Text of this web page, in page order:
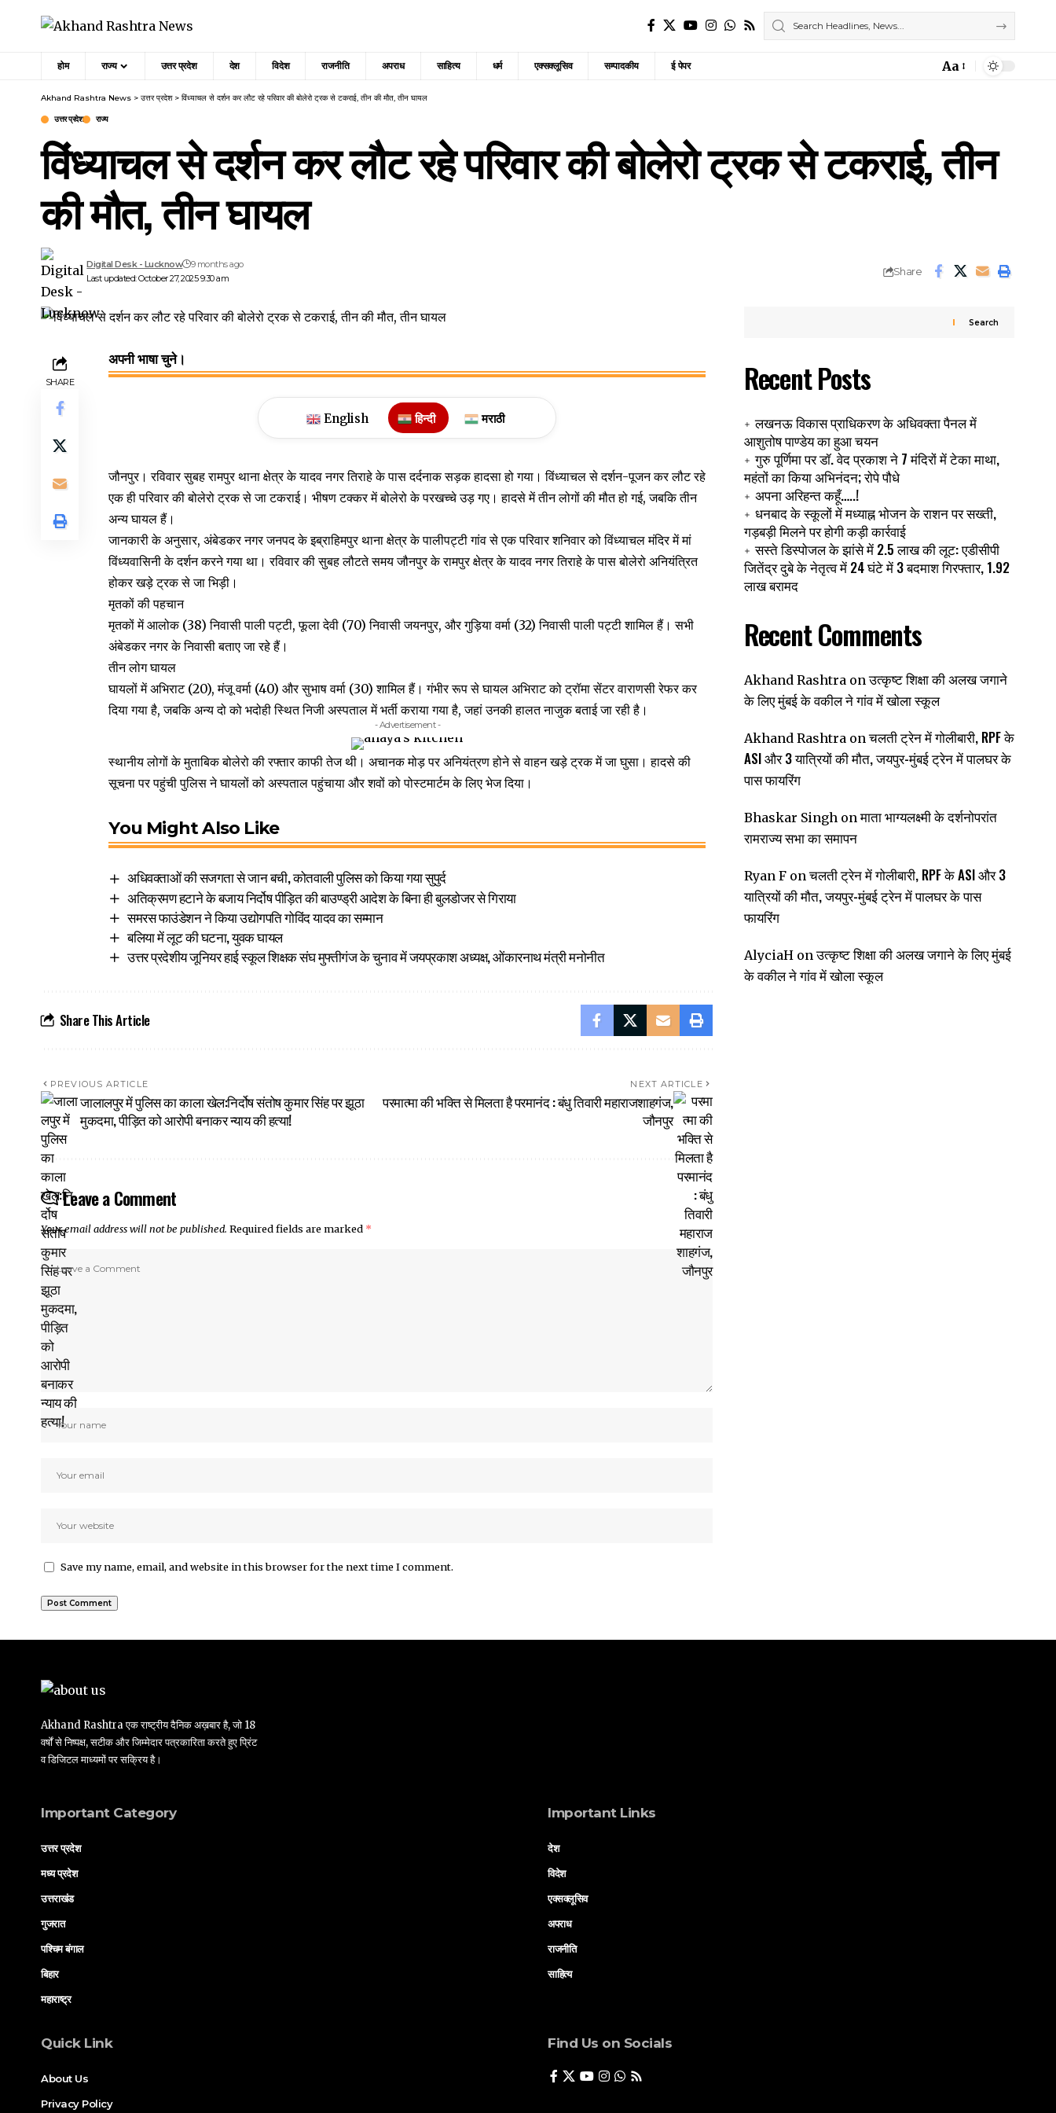
होम राज्य उत्तर प्रदेश देश विदेश राजनीति अपराध साहित्य धर्म एक्सक्लूसिव सम्पादकीय ई पेपर
Font
Aa
Akhand Rashtra News > उत्तर प्रदेश> विंध्याचल से दर्शन कर लौट रहे परिवार की बोलेरो ट्रक से टकराई, तीन की मौत, तीन घायल
उत्तर प्रदेश राज्य
विंध्याचल से दर्शन कर लौट रहे परिवार की बोलेरो ट्रक से टकराई, तीन
की मौत, तीन घायल
Last updated: October 27, 2025 9:30 am
Digital Desk - Lucknow 9 months ago
Share
SHARE
अपनी भाषा चुने।
English हिन्दी मराठी
जौनपुर। रविवार सुबह रामपुर थाना क्षेत्र के यादव नगर तिराहे के पास दर्दनाक सड़क हादसा हो गया। विंध्याचल से दर्शन-पूजन कर लौट रहे
एक ही परिवार की बोलेरो ट्रक से जा टकराई। भीषण टक्कर में बोलेरो के परखच्चे उड़ गए। हादसे में तीन लोगों की मौत हो गई, जबकि तीन
अन्य घायल हैं।
जानकारी के अनुसार, अंबेडकर नगर जनपद के इब्राहिमपुर थाना क्षेत्र के पालीपट्टी गांव से एक परिवार शनिवार को विंध्याचल मंदिर में मां
विंध्यवासिनी के दर्शन करने गया था। रविवार की सुबह लौटते समय जौनपुर के रामपुर क्षेत्र के यादव नगर तिराहे के पास बोलेरो अनियंत्रित
होकर खड़े ट्रक से जा भिड़ी।
मृतकों की पहचान
मृतकों में आलोक (38) निवासी पाली पट्टी, फूला देवी (70) निवासी जयनपुर, और गुड़िया वर्मा (32) निवासी पाली पट्टी शामिल हैं। सभी
अंबेडकर नगर के निवासी बताए जा रहे हैं।
तीन लोग घायल
घायलों में अभिराट (20), मंजू वर्मा (40) और सुभाष वर्मा (30) शामिल हैं। गंभीर रूप से घायल अभिराट को ट्रॉमा सेंटर वाराणसी रेफर कर
दिया गया है, जबकि अन्य दो को भदोही स्थित निजी अस्पताल में भर्ती कराया गया है, जहां उनकी हालत नाजुक बताई जा रही है।
- Advertisement -
स्थानीय लोगों के मुताबिक बोलेरो की रफ्तार काफी तेज थी। अचानक मोड़ पर अनियंत्रण होने से वाहन खड़े ट्रक में जा घुसा। हादसे की
सूचना पर पहुंची पुलिस ने घायलों को अस्पताल पहुंचाया और शवों को पोस्टमार्टम के लिए भेज दिया।
You Might Also Like
अधिवक्ताओं की सजगता से जान बची, कोतवाली पुलिस को किया गया सुपुर्द
अतिक्रमण हटाने के बजाय निर्दोष पीड़ित की बाउण्ड्री आदेश के बिना ही बुलडोजर से गिराया
समरस फाउंडेशन ने किया उद्योगपति गोविंद यादव का सम्मान
बलिया में लूट की घटना, युवक घायल
उत्तर प्रदेशीय जूनियर हाई स्कूल शिक्षक संघ मुफ्तीगंज के चुनाव में जयप्रकाश अध्यक्ष, ओंकारनाथ मंत्री मनोनीत
Share This Article
PREVIOUS ARTICLE
जालालपुर में पुलिस का काला खेल:निर्दोष संतोष कुमार सिंह पर झूठा
मुकदमा, पीड़ित को आरोपी बनाकर न्याय की हत्या!
NEXT ARTICLE
परमात्मा की भक्ति से मिलता है परमानंद : बंधु तिवारी महाराजशाहगंज,
जौनपुर
Leave a Comment
Your email address will not be published. Required fields are marked *
Save my name, email, and website in this browser for the next time I comment.
Search
Recent Posts
लखनऊ विकास प्राधिकरण के अधिवक्ता पैनल में
आशुतोष पाण्डेय का हुआ चयन
गुरु पूर्णिमा पर डॉ. वेद प्रकाश ने 7 मंदिरों में टेका माथा,
महंतों का किया अभिनंदन; रोपे पौधे
अपना अरिहन्त कहूँ…..!
धनबाद के स्कूलों में मध्याह्न भोजन के राशन पर सख्ती,
गड़बड़ी मिलने पर होगी कड़ी कार्रवाई
सस्ते डिस्पोजल के झांसे में 2.5 लाख की लूट: एडीसीपी
जितेंद्र दुबे के नेतृत्व में 24 घंटे में 3 बदमाश गिरफ्तार, 1.92
लाख बरामद
Recent Comments
Akhand Rashtraonउत्कृष्ट शिक्षा की अलख जगाने
के लिए मुंबई के वकील ने गांव में खोला स्कूल
Akhand Rashtraonचलती ट्रेन में गोलीबारी, RPF के
ASI और 3 यात्रियों की मौत, जयपुर-मुंबई ट्रेन में पालघर के
पास फायरिंग
Bhaskar Singhonमाता भाग्यलक्ष्मी के दर्शनोपरांत
रामराज्य सभा का समापन
Ryan Fonचलती ट्रेन में गोलीबारी, RPF के ASI और 3
यात्रियों की मौत, जयपुर-मुंबई ट्रेन में पालघर के पास
फायरिंग
AlyciaHonउत्कृष्ट शिक्षा की अलख जगाने के लिए मुंबई
के वकील ने गांव में खोला स्कूल
Akhand Rashtra एक राष्ट्रीय दैनिक अख़बार है, जो 18
वर्षों से निष्पक्ष, सटीक और जिम्मेदार पत्रकारिता करते हुए प्रिंट
व डिजिटल माध्यमों पर सक्रिय है।
Important Category
उत्तर प्रदेश
मध्य प्रदेश
उत्तराखंड
गुजरात
पश्चिम बंगाल
बिहार
महाराष्ट्र
Important Links
देश
विदेश
एक्सक्लूसिव
अपराध
राजनीति
साहित्य
Quick Link
About Us
Privacy Policy
Find Us on Socials